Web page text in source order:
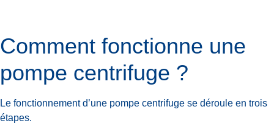
Comment fonctionne une
pompe centrifuge ?
Le fonctionnement d’une pompe centrifuge se déroule en trois
étapes.